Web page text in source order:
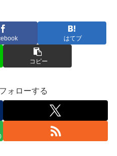
はてブ
コピー
ォローする